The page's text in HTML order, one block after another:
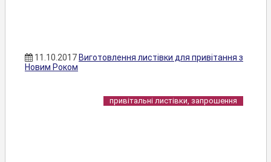
11.10.2017 Виготовлення листівки для привітання з
Новим Роком
привітальні листівки, запрошення